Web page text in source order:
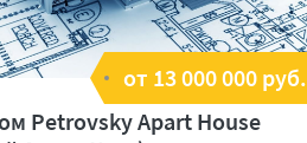
от 13 000 000 руб.
Petrovsky Apart House